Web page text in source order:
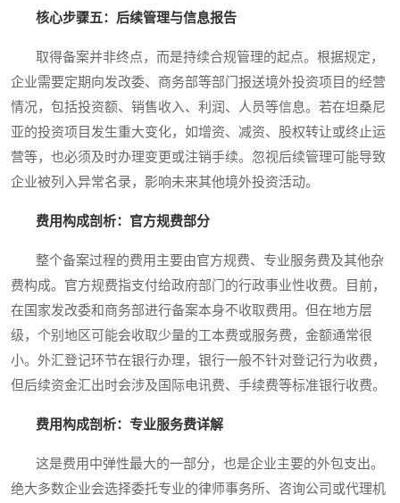
核心步骤五：后续管理与信息报告
取得备案并非终点，而是持续合规管理的起点。根据规定，
企业需要定期向发改委、商务部等部门报送境外投资项目的经营
情况，包括投资额、销售收入、利润、人员等信息。若在坦桑尼
亚的投资项目发生重大变化，如增资、减资、股权转让或终止运
营等，也必须及时办理变更或注销手续。忽视后续管理可能导致
企业被列入异常名录，影响未来其他境外投资活动。
费用构成剖析：官方规费部分
整个备案过程的费用主要由官方规费、专业服务费及其他杂
费构成。官方规费指支付给政府部门的行政事业性收费。目前，
在国家发改委和商务部进行备案本身不收取费用。但在地方层
级，个别地区可能会收取少量的工本费或服务费，金额通常很
小。外汇登记环节在银行办理，银行一般不针对登记行为收费，
但后续资金汇出时会涉及国际电讯费、手续费等标准银行收费。
费用构成剖析：专业服务费详解
这是费用中弹性最大的一部分，也是企业主要的外包支出。
绝大多数企业会选择委托专业的律师事务所、咨询公司或代理机